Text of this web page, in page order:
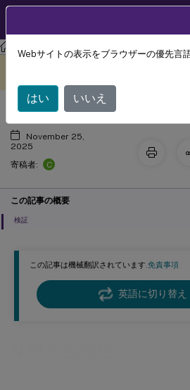
Citrix Virtual Apps and Desktops7 2511
この記事は機械翻訳されています.免責事項
英語に切り替え
NATの互換性
November 25,
2025
寄稿者:
C
この記事の概要
検証
Webサイトの表示をブラウザーの優先言
はい いいえ